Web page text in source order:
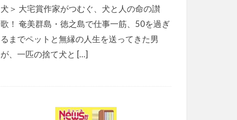
犬＞ 大宅賞作家がつむぐ、犬と人の命の讃
歌！ 奄美群島・徳之島で仕事一筋、50を過ぎ
るまでペットと無縁の人生を送ってきた男
が、一匹の捨て犬と […]